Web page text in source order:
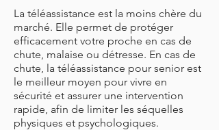
La téléassistance est la moins chère du
marché. Elle permet de protéger
efficacement votre proche en cas de
chute, malaise ou détresse. En cas de
chute, la téléassistance pour senior est
le meilleur moyen pour vivre en
sécurité et assurer une intervention
rapide, afin de limiter les séquelles
physiques et psychologiques.